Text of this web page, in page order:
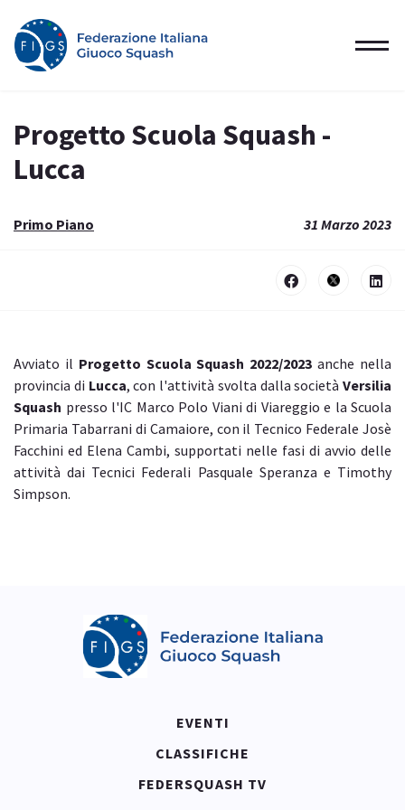
Progetto Scuola Squash -
Lucca
Primo Piano 31 Marzo 2023
Avviato il Progetto Scuola Squash 2022/2023 anche nella
provincia di Lucca, con l'attività svolta dalla società Versilia
Squash presso l'IC Marco Polo Viani di Viareggio e la Scuola
Primaria Tabarrani di Camaiore, con il Tecnico Federale Josè
Facchini ed Elena Cambi, supportati nelle fasi di avvio delle
attività dai Tecnici Federali Pasquale Speranza e Timothy
Simpson.
EVENTI
CLASSIFICHE
FEDERSQUASH TV